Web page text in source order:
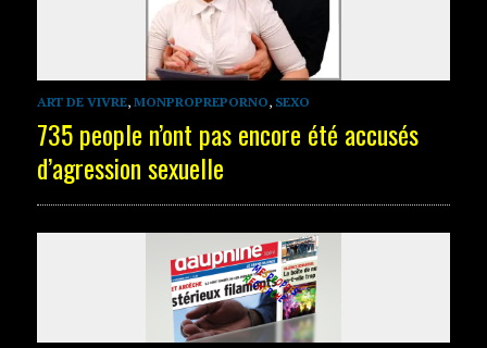
ART DE VIVRE, MONPROPREPORNO, SEXO
735 people n’ont pas encore été accusés
d’agression sexuelle